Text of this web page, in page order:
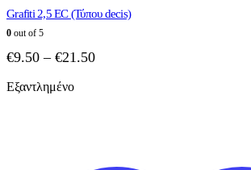
Grafiti 2,5 EC (Τύπου decis)
0 out of 5
€9.50 – €21.50Price
Εξαντλημένο